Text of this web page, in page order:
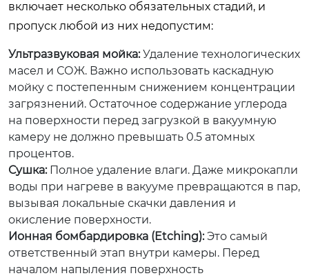
включает несколько обязательных стадий, и
пропуск любой из них недопустим:
Ультразвуковая мойка:Удаление технологических
масел и СОЖ. Важно использовать каскадную
мойку с постепенным снижением концентрации
загрязнений. Остаточное содержание углерода
на поверхности перед загрузкой в вакуумную
камеру не должно превышать 0.5 атомных
процентов.
Сушка:Полное удаление влаги. Даже микрокапли
воды при нагреве в вакууме превращаются в пар,
вызывая локальные скачки давления и
окисление поверхности.
Ионная бомбардировка (Etching):Это самый
ответственный этап внутри камеры. Перед
началом напыления поверхность